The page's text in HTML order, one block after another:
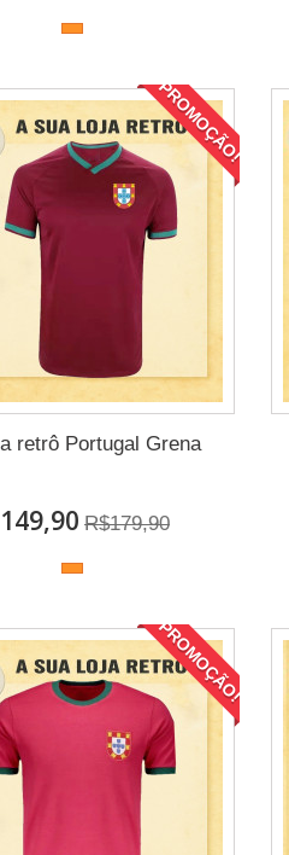
PROMOÇÃO!
retrô Portugal Grena
R$179,90
PROMOÇÃO!